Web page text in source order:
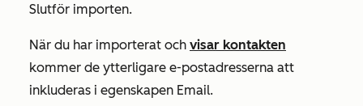
Slutför importen.
När du har importerat och visar kontakten
kommer de ytterligare e-postadresserna att
inkluderas i egenskapen Email.